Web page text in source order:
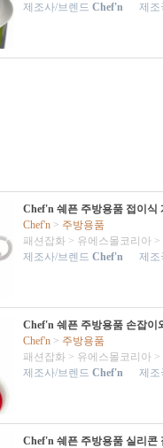
제조사/브렌드 Chef'n 제조
Chef'n 쉐픈 주방용품 접이식
Chef'n > 주방용품
패션잡화 > 유에스몰코리아 >
제조사/브렌드 Chef'n 제조
Chef'n 쉐픈 주방용품 손잡이
Chef'n > 주방용품
패션잡화 > 유에스몰코리아 >
제조사/브렌드 Chef'n 제조
Chef'n 쉐픈 주방용품 실리콘